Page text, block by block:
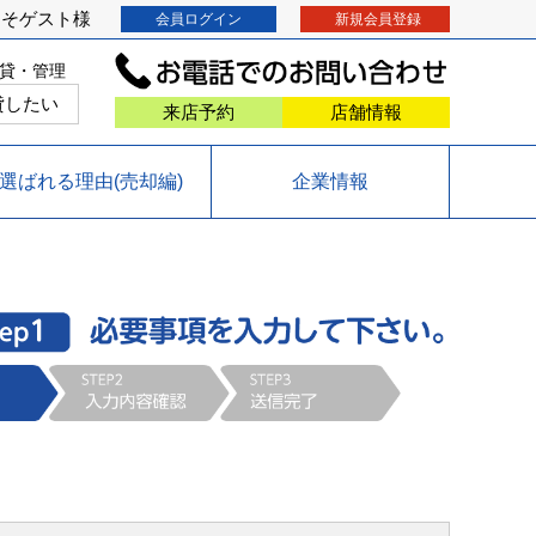
ゲスト様 会員ログイン 新規会員登録
・管理
したい 来店予約 店舗情報
選ばれる理由(売却編) 企業情報